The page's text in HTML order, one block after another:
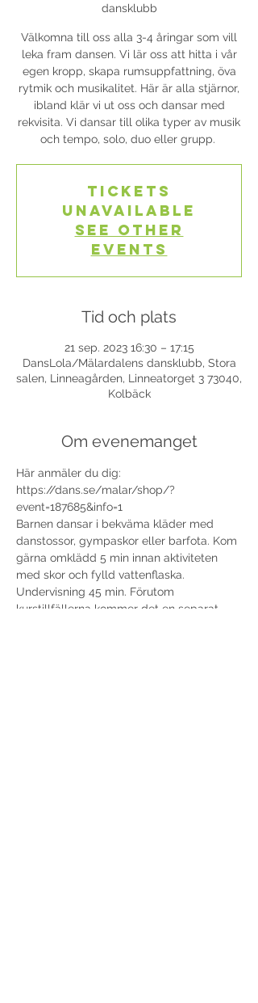
dansklubb
Välkomna till oss alla 3-4 åringar som vill
leka fram dansen. Vi lär oss att hitta i vår
egen kropp, skapa rumsuppfattning, öva
rytmik och musikalitet. Här är alla stjärnor,
ibland klär vi ut oss och dansar med
rekvisita. Vi dansar till olika typer av musik
och tempo, solo, duo eller grupp.
Tickets
Unavailable
See other
events
Tid och plats
21 sep. 2023 16:30 – 17:15
DansLola/Mälardalens dansklubb, Stora
salen, Linneagården, Linneatorget 3 73040,
Kolbäck
Om evenemanget
Här anmäler du dig:
https://dans.se/malar/shop/?
event=187685&info=1
Barnen dansar i bekväma kläder med
danstossor, gympaskor eller barfota. Kom
gärna omklädd 5 min innan aktiviteten
med skor och fylld vattenflaska.
Undervisning 45 min. Förutom
kurstillfällerna kommer det en separat